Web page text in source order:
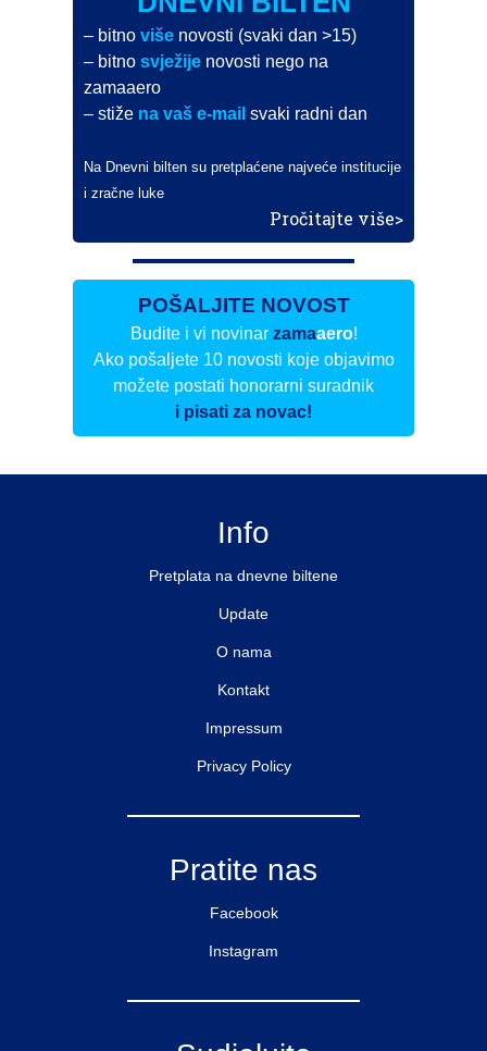
– bitnoviše novosti (svaki dan >15)
– bitnosvježije novosti nego na
zamaaero
– stiže na vaš e-mail svaki radni dan
Na Dnevni bilten su pretplaćene najveće institucije
i zračne luke
Pročitajte više>
POŠALJITE NOVOST
Budite i vi novinar zamaaero!
Ako pošaljete 10 novosti koje objavimo
možete postati honorarni suradnik
i pisati za novac!
Info
Pretplata na dnevne biltene
Update
O nama
Kontakt
Impressum
Privacy Policy
Pratite nas
Facebook
Instagram